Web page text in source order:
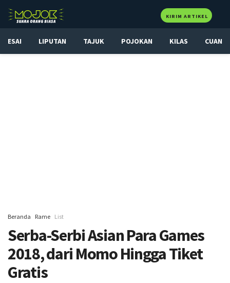
KIRIM ARTIKEL
ESAI LIPUTAN TAJUK POJOKAN KILAS CUAN
Beranda Rame List
Serba-Serbi Asian Para Games
2018, dari Momo Hingga Tiket
Gratis